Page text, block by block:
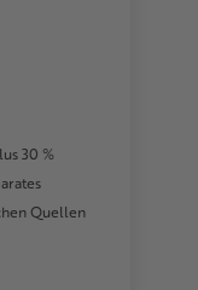
30 %
Quellen